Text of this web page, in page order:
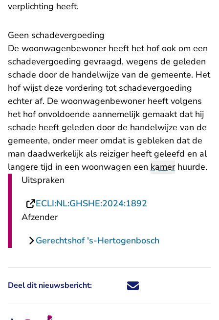
verplichting heeft.
Geen schadevergoeding
De woonwagenbewoner heeft het hof ook om een
schadevergoeding gevraagd, wegens de geleden
schade door de handelwijze van de gemeente. Het
hof wijst deze vordering tot schadevergoeding
echter af. De woonwagenbewoner heeft volgens
het hof onvoldoende aannemelijk gemaakt dat hij
schade heeft geleden door de handelwijze van de
gemeente, onder meer omdat is gebleken dat de
man daadwerkelijk als reiziger heeft geleefd en al
langere tijd in een woonwagen een kamerhuurde.
Uitspraken
ECLI:NL:GHSHE:2024:1892
Afzender
Gerechtshof 's-Hertogenbosch
Deel dit nieuwsbericht: Deel dit nieuwsbericht via X -
Deel dit nieuwsbericht via
Deel dit nieuwsbericht
Deel dit